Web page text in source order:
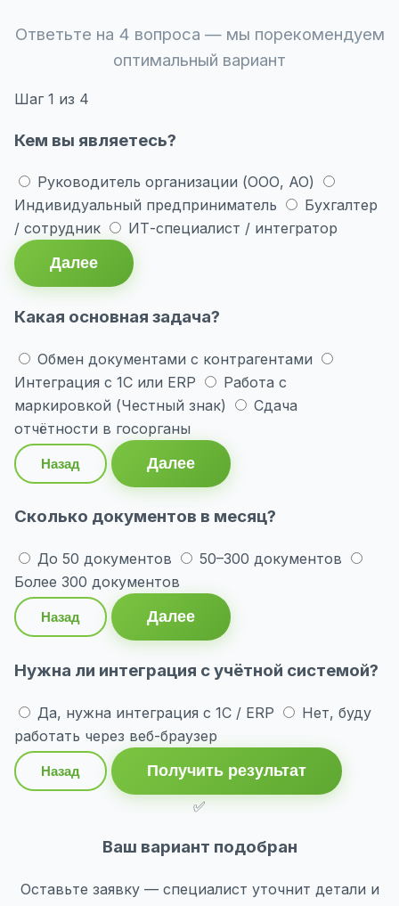
Ответьте на 4 вопроса — мы порекомендуем
оптимальный вариант
Шаг 1 из 4
Кем вы являетесь?
Руководитель организации (ООО, АО)
Индивидуальный предприниматель
Бухгалтер
/ сотрудник
ИТ-специалист / интегратор
Далее
Какая основная задача?
Обмен документами с контрагентами
Интеграция с 1С или ERP
Работа с
маркировкой (Честный знак)
Сдача
отчётности в госорганы
Назад Далее
Сколько документов в месяц?
До 50 документов
50–300 документов
Более 300 документов
Назад Далее
Нужна ли интеграция с учётной системой?
Да, нужна интеграция с 1С / ERP
Нет, буду
работать через веб-браузер
Назад
Получить результат
✅
Ваш вариант подобран
Оставьте заявку — специалист уточнит детали и